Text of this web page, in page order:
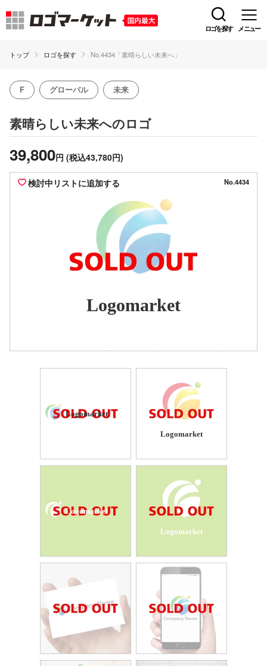
ロゴを探す メニュー
トップ ロゴを探す No.4434「素晴らしい未来へ」
F グローバル 未来
素晴らしい未来へのロゴ
39,800円 (税込43,780円)
検討中リストに追加する No.4434
Logomarket
Logomarket
Logomarket
Logomarket
Logomarket